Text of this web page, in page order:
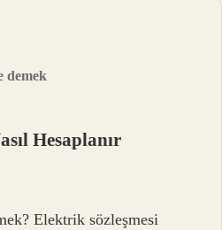
demek
Hesaplanır
Elektrik sözleşmesi